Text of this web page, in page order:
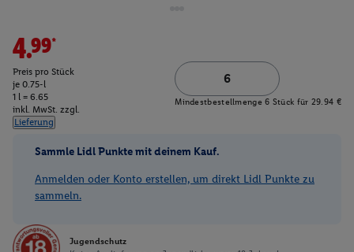
4.99*
Preis pro Stück
je 0.75-l
1 l = 6.65
inkl. MwSt. zzgl.
Lieferung
Mindestbestellmenge 6 Stück für 29.94 €
Sammle Lidl Punkte mit deinem Kauf.
Anmelden oder Konto erstellen, um direkt Lidl Punkte zu
sammeln.
Jugendschutz